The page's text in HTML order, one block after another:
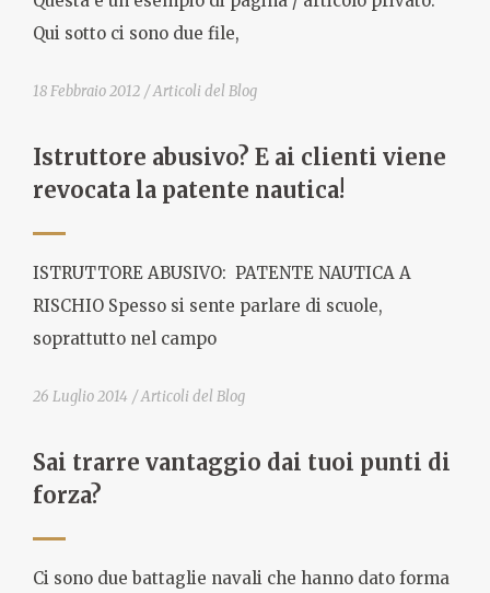
Qui sotto ci sono due file,
18 Febbraio 2012 Articoli del Blog
Istruttore abusivo? E ai clienti viene
revocata la patente nautica!
ISTRUTTORE ABUSIVO: PATENTE NAUTICA A
RISCHIO Spesso si sente parlare di scuole,
soprattutto nel campo
26 Luglio 2014 Articoli del Blog
Sai trarre vantaggio dai tuoi punti di
forza?
Ci sono due battaglie navali che hanno dato forma